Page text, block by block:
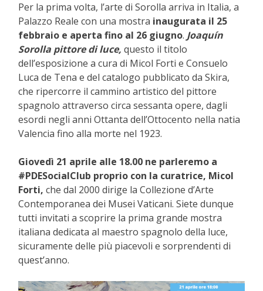
Per la prima volta, l’arte di Sorolla arriva in Italia, a
Palazzo Reale con una mostra inaugurata il 25
febbraio e aperta fino al 26 giugno. Joaquín
Sorolla pittore di luce, questo il titolo
dell’esposizione a cura di Micol Forti e Consuelo
Luca de Tena e del catalogo pubblicato da Skira,
che ripercorre il cammino artistico del pittore
spagnolo attraverso circa sessanta opere, dagli
esordi negli anni Ottanta dell’Ottocento nella natia
Valencia fino alla morte nel 1923.
Giovedì 21 aprile alle 18.00 ne parleremo a
#PDESocialClub proprio con la curatrice, Micol
Forti, che dal 2000 dirige la Collezione d’Arte
Contemporanea dei Musei Vaticani. Siete dunque
tutti invitati a scoprire la prima grande mostra
italiana dedicata al maestro spagnolo della luce,
sicuramente delle più piacevoli e sorprendenti di
quest’anno.